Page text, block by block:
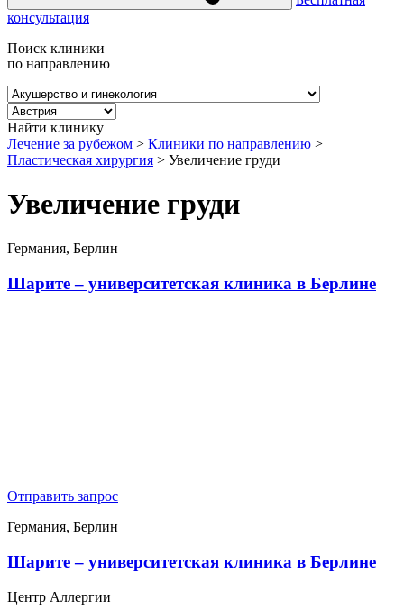
консультация
Поиск клиники
по направлению
Найти клинику
Лечение за рубежом > Клиники по направлению >
Пластическая хирургия > Увеличение груди
Увеличение груди
Германия, Берлин
Шарите – университетская клиника в Берлине
Отправить запрос
Германия, Берлин
Шарите – университетская клиника в Берлине
Центр Аллергии